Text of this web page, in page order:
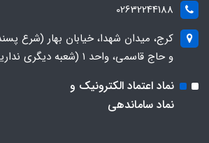
02632244188
کرج، میدان شهدا، خیابان بهار (شرع
و حاج قاسمی، واحد ۱ (شعبه دیگری نداریم)
نماد اعتماد الکترونیک و
نماد ساماندهی